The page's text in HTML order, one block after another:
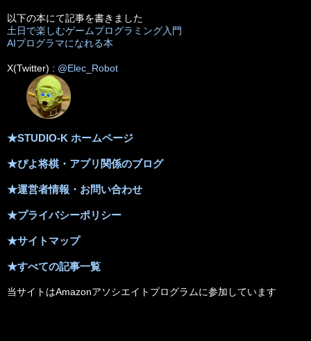
以下の本にて記事を書きました
土日で楽しむゲームプログラミング入門
AIプログラマになれる本
X(Twitter) : @Elec_Robot
★STUDIO-K ホームページ
★ぴよ将棋・アプリ関係のブログ
★運営者情報・お問い合わせ
★プライバシーポリシー
★サイトマップ
★すべての記事一覧
当サイトはAmazonアソシエイトプログラムに参加しています